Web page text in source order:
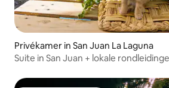
Privékamer in San Juan La Laguna
Suite in San Juan + lokale